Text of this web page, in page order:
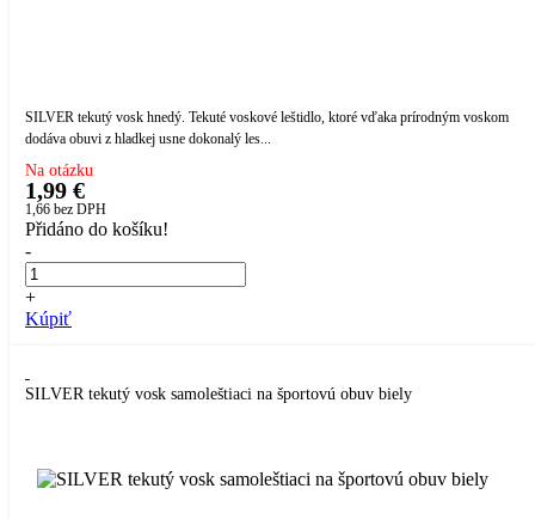
SILVER tekutý vosk hnedý. Tekuté voskové leštidlo, ktoré vďaka prírodným voskom
dodáva obuvi z hladkej usne dokonalý les...
Na otázku
1,99 €
1,66 bez DPH
Přidáno do košíku!
-
+
Kúpiť
SILVER tekutý vosk samoleštiaci na športovú obuv biely